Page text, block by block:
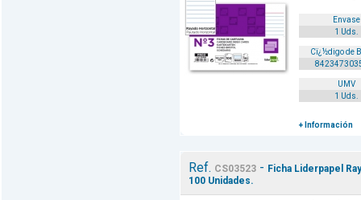
Envase
1 Uds.
Cï¿½digo de
UMV
1 Uds.
+ Información
Ref. CS03523- Ficha Liderpapel
100 Unidades.